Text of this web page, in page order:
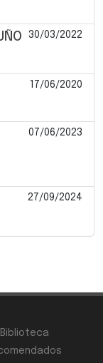
30/03/2022
17/06/2020
07/06/2023
27/09/2024
Biblioteca